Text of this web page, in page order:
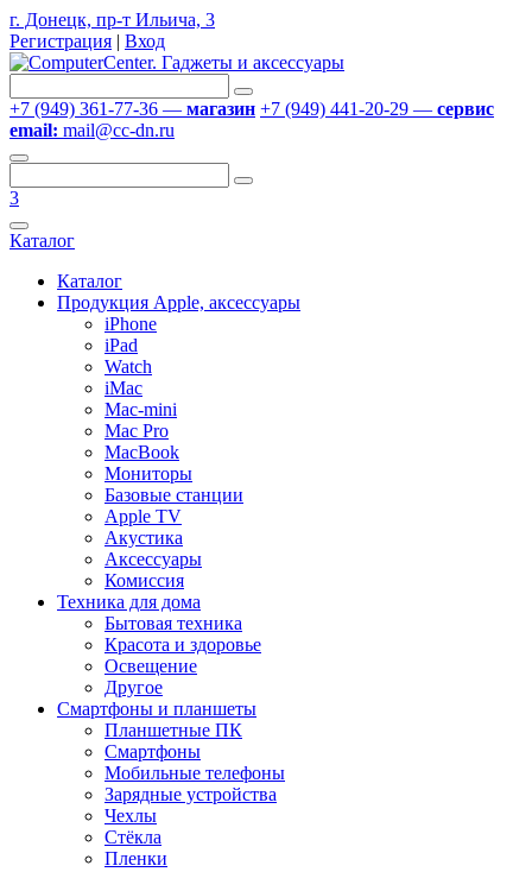
г. Донецк, пр-т Ильича, 3
Регистрация | Вход
+7 (949) 361-77-36 — магазин +7 (949) 441-20-29 — сервис
email: mail@cc-dn.ru
3
Каталог
Каталог
Продукция Apple, аксессуары
iPhone
iPad
Watch
iMac
Mac-mini
Mac Pro
MacBook
Мониторы
Базовые станции
Apple TV
Акустика
Аксессуары
Комиссия
Техника для дома
Бытовая техника
Красота и здоровье
Освещение
Другое
Смартфоны и планшеты
Планшетные ПК
Смартфоны
Мобильные телефоны
Зарядные устройства
Чехлы
Стёкла
Пленки